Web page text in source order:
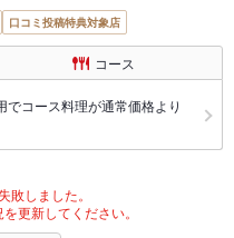
口コミ投稿特典対象店
コース
コース料理が通常価格より
敗しました。
更新してください。